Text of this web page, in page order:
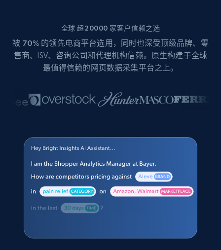
全球 超20000 家客户信赖之选
被 70% 的领先电商平台选用，同时也深受顶级品牌、零
售商、ISV、咨询公司和代理机构信赖。原生构建于全球
最值得信赖的网页数据采集平台之上。